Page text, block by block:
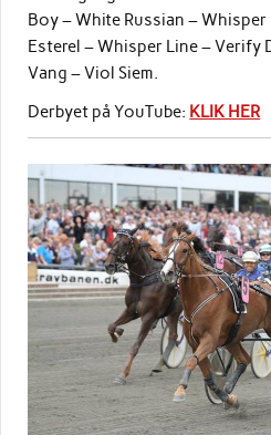
Boy – White Russian –
Esterel – Whisper Line – Verify
Vang – Viol Siem.
Derbyet på YouTube: KLIK HER